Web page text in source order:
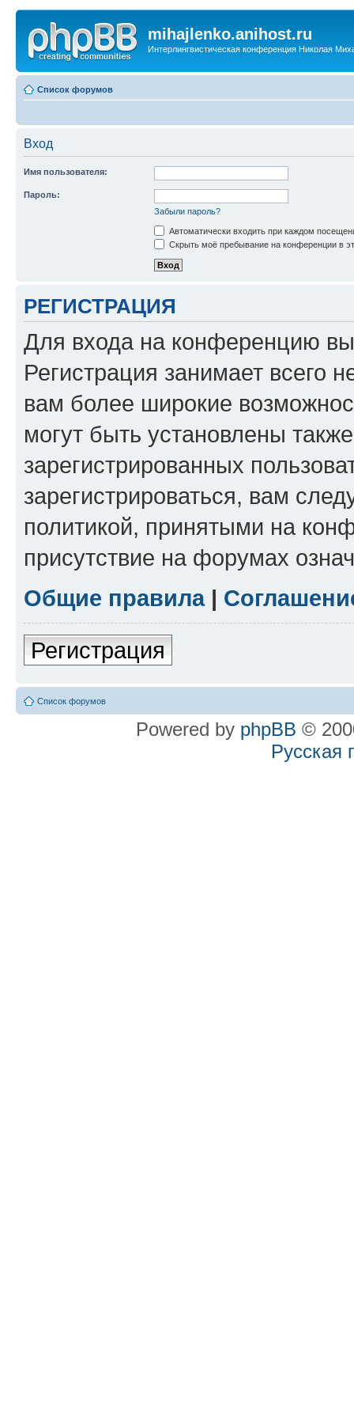
mihajlenko.anihost.ru
Интерлингвистическая конференция Николая
Список форумов
Вход
Имя пользователя:
Пароль:
Забыли пароль?
Автоматически входить при каждом
Скрыть моё пребывание на конференции в
РЕГИСТРАЦИЯ
Для входа на конференцию
Регистрация занимает всего
вам более широкие
могут быть установлены
зарегистрированных
зарегистрироваться, вам
политикой, принятыми на
присутствие на форумах
Общие правила|
Регистрация
Список форумов
Powered by phpBB ©
Русская